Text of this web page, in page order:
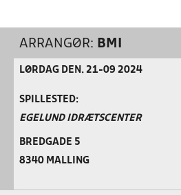
ARRANGØR: BMI
LØRDAG DEN. 21-09 2024
SPILLESTED:
EGELUND IDRÆTSCENTER
BREDGADE 5
8340 MALLING